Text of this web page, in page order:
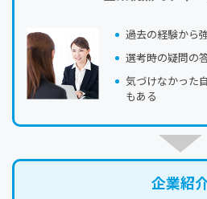
過去の経験から
選考時の疑問の
気づけなかった
もある
企業紹